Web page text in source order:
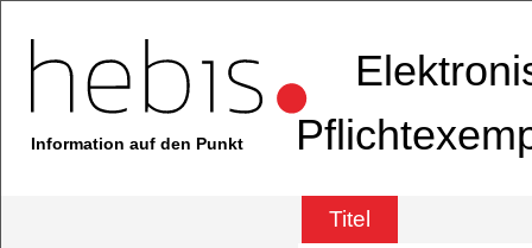
Information auf den Punkt
Titel